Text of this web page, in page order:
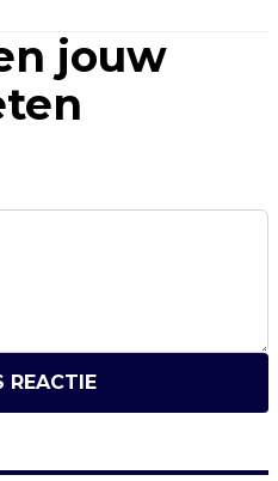
jouw
REACTIE